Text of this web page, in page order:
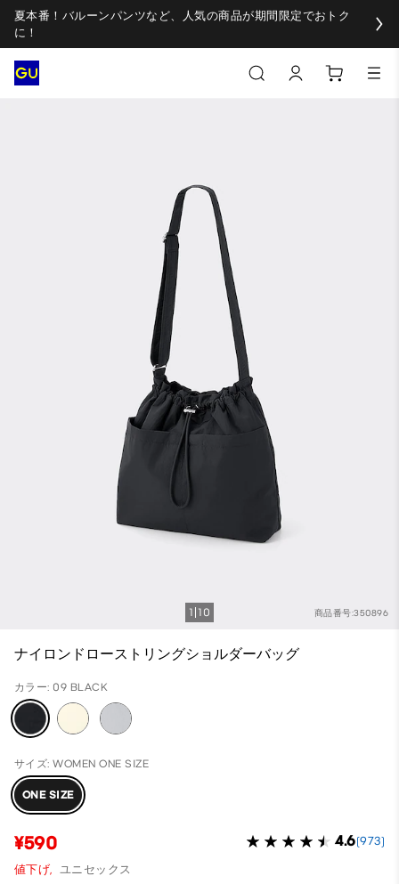
夏本番！バルーンパンツなど、人気の商品が期間限定でおトク
に！
商品番号:350896
1 10
ナイロンドローストリングショルダーバッグ
カラー: 09 BLACK
サイズ: WOMEN ONE SIZE
ONE SIZE
¥590 4.6(973)
値下げ, ユニセックス